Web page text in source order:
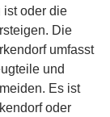
ist oder die
Die
umfasst
und
Es ist
oder